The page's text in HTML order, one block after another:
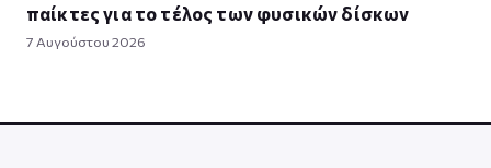
παίκτες για το τέλος των φυσικών δίσκων
7 Αυγούστου 2026